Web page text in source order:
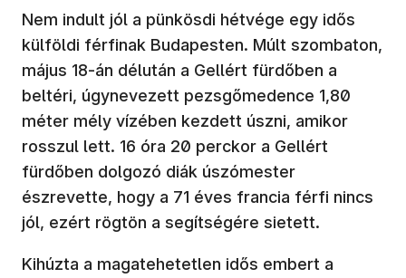
Nem indult jól a pünkösdi hétvége egy idős
külföldi férfinak Budapesten. Múlt szombaton,
május 18-án délután a Gellért fürdőben a
beltéri, úgynevezett pezsgőmedence 1,80
méter mély vízében kezdett úszni, amikor
rosszul lett. 16 óra 20 perckor a Gellért
fürdőben dolgozó diák úszómester
észrevette, hogy a 71 éves francia férfi nincs
jól, ezért rögtön a segítségére sietett.
Kihúzta a magatehetetlen idős embert a